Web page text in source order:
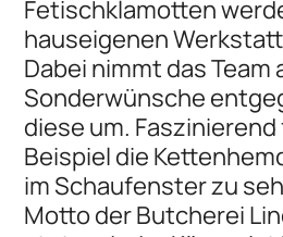
Fetischklamotten
hauseigenen
Dabei nimmt das Team
Sonderwünsche
diese um.
Beispiel die
im Schaufenster zu
Motto der Butcherei